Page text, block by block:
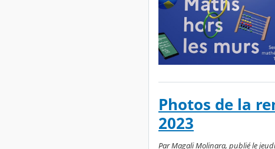
Photos de la
2023
Par Magali Molinara, publié le